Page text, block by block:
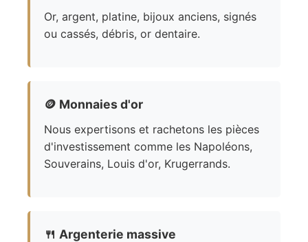
Or, argent, platine, bijoux anciens, signés
ou cassés, débris, or dentaire.
🪙 Monnaies d'or
Nous expertisons et rachetons les pièces
d'investissement comme les Napoléons,
Souverains, Louis d'or, Krugerrands.
🍴 Argenterie massive